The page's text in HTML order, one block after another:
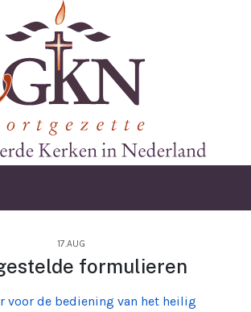
17.AUG
formulieren
voor de bediening van het heilig